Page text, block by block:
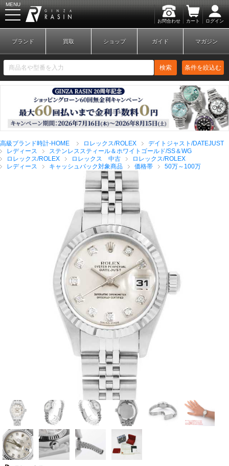
お問合わせ カート ログイン
MENU
新規会員登録 ログイン
ブランドから探す
全てのブランドを見
ロレックス
ウブロ
グランド
セイコー
オメガ
ブランド 買取 ショップ ガイド マガジン
検索 条件を絞込む
高級ブランド時計-HOME ロレックス/ROLEX
デイトジャスト/DATEJUST
レディース
ステンレススティール＆ホワイトゴールド/SS＆WG
ロレックス/ROLEX
ロレックス 中古
ロレックス/ROLEX
レディース
キャッシュバック対象商品 価格帯 50万～100万